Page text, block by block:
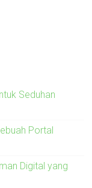
Seduhan
Portal
Digital yang